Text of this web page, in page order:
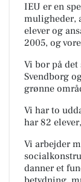
IEU er en
muligheder,
elever og
2005, og
Vi bor på
Svendborg
grønne
Vi har to
har 82
Vi arbejder
danner et